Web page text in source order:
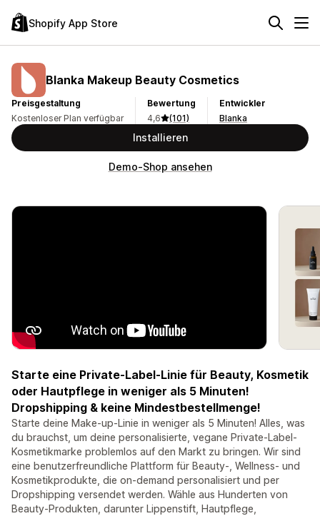
Shopify App Store
Blanka Makeup Beauty Cosmetics
Preisgestaltung
Kostenloser Plan verfügbar
Bewertung
4,6
(101)
Entwickler
Blanka
Installieren
Demo-Shop ansehen
Starte eine Private-Label-Linie für Beauty, Kosmetik
oder Hautpflege in weniger als 5 Minuten!
Dropshipping & keine Mindestbestellmenge!
Starte deine Make-up-Linie in weniger als 5 Minuten! Alles, was
du brauchst, um deine personalisierte, vegane Private-Label-
Kosmetikmarke problemlos auf den Markt zu bringen. Wir sind
eine benutzerfreundliche Plattform für Beauty-, Wellness- und
Kosmetikprodukte, die on-demand personalisiert und per
Dropshipping versendet werden. Wähle aus Hunderten von
Beauty-Produkten, darunter Lippenstift, Hautpflege,